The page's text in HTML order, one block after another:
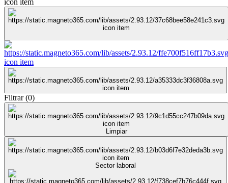
Filtrar(0)
Limpiar
Sector laboral